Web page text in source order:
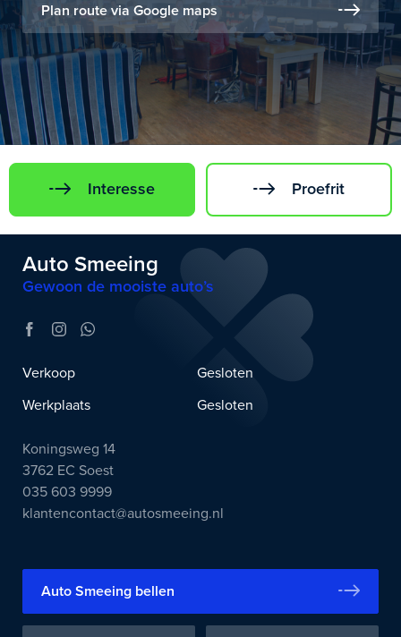
Plan route via Google maps
Interesse Proefrit
Auto Smeeing
Gewoon de mooiste auto’s
Verkoop
Gesloten
Werkplaats
Gesloten
Koningsweg 14
3762 EC Soest
035 603 9999
klantencontact@autosmeeing.nl
Auto Smeeing bellen